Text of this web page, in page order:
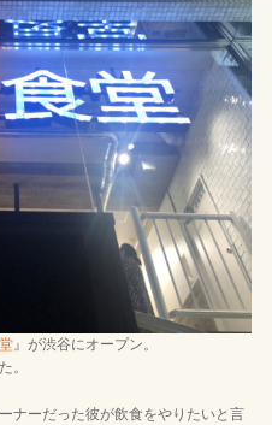
』が渋谷にオープン。
。
ナーだった彼が飲食をやりたいと言